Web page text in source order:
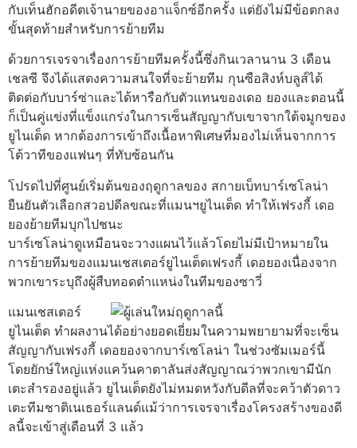
กับเท็นฮักอดีตเจ้านายของอาแจ็กซ์อีกครั้ง แต่ยังไม่มีข้อตกลง
ขั้นสุดท้ายสําหรับการย้ายทีม
ด้วยการเจรจาเรื่องการย้ายทีมครั้งนี้ซึ่งกินเวลานาน 3 เดือน
เชลซี จึงได้แสดงความสนใจที่จะย้ายทีม กุนซือสิงห์บลูส์ได้
ติดต่อกับบาร์ซ่าและได้หารือกับตัวแทนของเดอ ยองและตอนนี้
ก็เป็นคู่แข่งที่แข็งแกร่งในการเซ็นสัญญากับเขาจากใต้จมูกของ
ยูไนเต็ด หากต้องการเข้าถึงเนื้อหาพิเศษที่มองไม่เห็นจากการ
โต้วาทีของแฟนๆ ที่ทับซ้อนกัน
โปรดไปที่ศูนย์เริ่มต้นของฤดูกาลของ สกายเบ็ทบาร์เซโลน่า
ยืนยันตัวเลือกสวอปดีลขณะที่แมนฯยูไนเต็ด ทําให้เฟรงกี้ เดอ
ยองย้ายทีมบุกไปชนะ
บาร์เซโลน่าดูเหมือนจะวางแผนไว้แล้วโดยไม่มีเป้าหมายใน
การย้ายทีมของแมนเชสเตอร์ยูไนเต็ดเฟรงกี้ เดอยองเนื่องจาก
พวกเขาระบุถึงผู้สืบทอดตําแหน่งในทีมของซาวี่
แมนเชสเตอร์
ยูไนเต็ด ทําผลงานได้อย่างยอดเยี่ยมในความพยายามที่จะเซ็น
สัญญากับเฟรงกี้ เดอยองจากบาร์เซโลน่า ในช่วงซัมเมอร์นี้
โดยยักษ์ใหญ่แห่งแคว้นคาตาลันส่งสัญญาณว่าพวกเขามีนัก
เตะสํารองอยู่แล้ว ยูไนเต็ดยังไม่หมดหวังกับดีลที่จะคว้าตัวดาว
เตะทีมชาติเนเธอร์แลนด์แม้ว่าการเจรจาเรื่องโครงสร้างของดี
ลนี้จะเข้าสู่เดือนที่ 3 แล้ว